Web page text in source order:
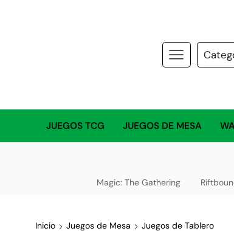
JUEGOS TCG JUEGOS DE MESA
Magic: The Gathering
Inicio Juegos de Mesa Juegos de Tablero